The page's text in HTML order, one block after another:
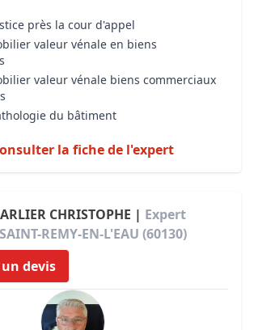
près la cour d'appel
valeur vénale en biens
valeur vénale biens commerciaux
du bâtiment
la fiche de l'expert
CHRISTOPHE | Expert
REMY-EN-L'EAU (60130)
devis